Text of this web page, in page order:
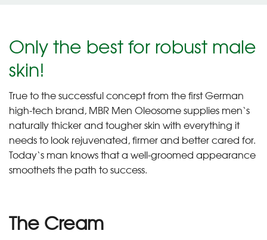
Only the best for robust male
skin!
True to the successful concept from the first German
high-tech brand, MBR Men Oleosome supplies men‘s
naturally thicker and tougher skin with everything it
needs to look rejuvenated, firmer and better cared for.
Today‘s man knows that a well-groomed appearance
smoothets the path to success.
The Cream